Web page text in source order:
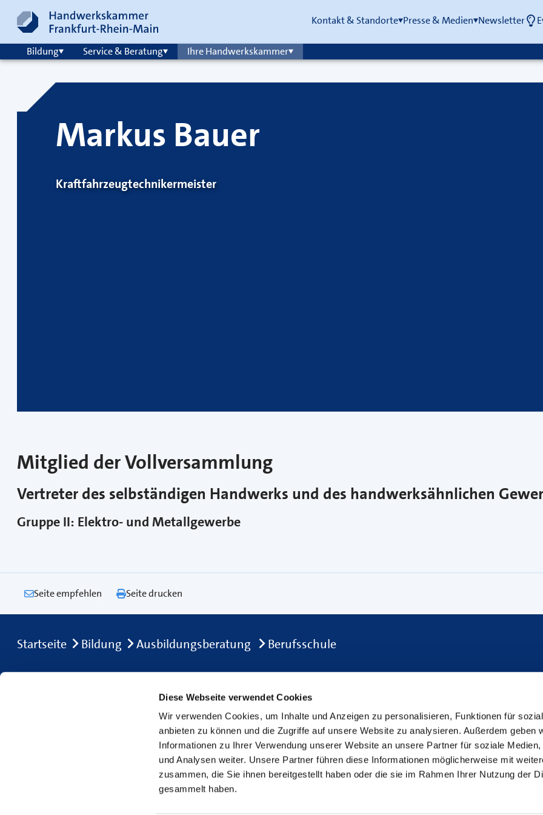
Diese Webseite verwendet Cookies
Wir verwenden Cookies, um Inhalte und Anzeigen zu personalisieren, Funktionen für
anbieten zu können und die Zugriffe auf unsere Website zu analysieren. Außerdem geben
Informationen zu Ihrer Verwendung unserer Website an unsere Partner für soziale Medien,
und Analysen weiter. Unsere Partner führen diese Informationen möglicherweise mit
zusammen, die Sie ihnen bereitgestellt haben oder die sie im Rahmen Ihrer Nutzung der
gesammelt haben.
Zum Inhalt springen
Hauptnavigation
Kontakt & Standorte Presse & Medien Newsletter
Bildung Service & Beratung Ihre Handwerkskammer
Markus Bauer
Kraftfahrzeugtechnikermeister
Mitglied der Vollversammlung
Vertreter des selbständigen Handwerks und des handwerksähnlichen
Gruppe II: Elektro- und Metallgewerbe
Seite empfehlen Seite drucken
Breadcrumb
Startseite Bildung Ausbildungsberatung Berufsschule
Services
Kontakt
Standort
Events & Webinare
Presse
Deutsche Handwerks Zeitung
Newsletter